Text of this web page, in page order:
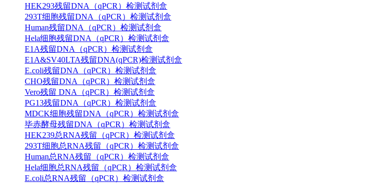
HEK293残留DNA（qPCR）检测试剂盒
293T细胞残留DNA（qPCR）检测试剂盒
Human残留DNA（qPCR）检测试剂盒
Hela细胞残留DNA（qPCR）检测试剂盒
E1A残留DNA（qPCR）检测试剂盒
E1A&SV40LTA残留DNA(qPCR)检测试剂盒
E.coli残留DNA（qPCR）检测试剂盒
CHO残留DNA（qPCR）检测试剂盒
Vero残留 DNA（qPCR）检测试剂盒
PG13残留DNA（qPCR）检测试剂盒
MDCK细胞残留DNA（qPCR）检测试剂盒
毕赤酵母残留DNA（qPCR）检测试剂盒
HEK239总RNA残留（qPCR）检测试剂盒
293T细胞总RNA残留（qPCR）检测试剂盒
Human总RNA残留（qPCR）检测试剂盒
Hela细胞总RNA残留（qPCR）检测试剂盒
E.coli总RNA残留（qPCR）检测试剂盒